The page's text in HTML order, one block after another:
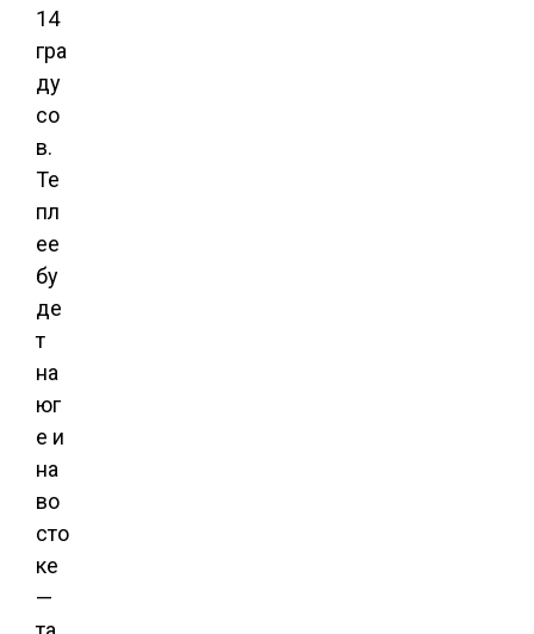
14
гра
ду
со
в.
Те
пл
ее
бу
де
т
на
юг
е и
на
во
сто
ке
—